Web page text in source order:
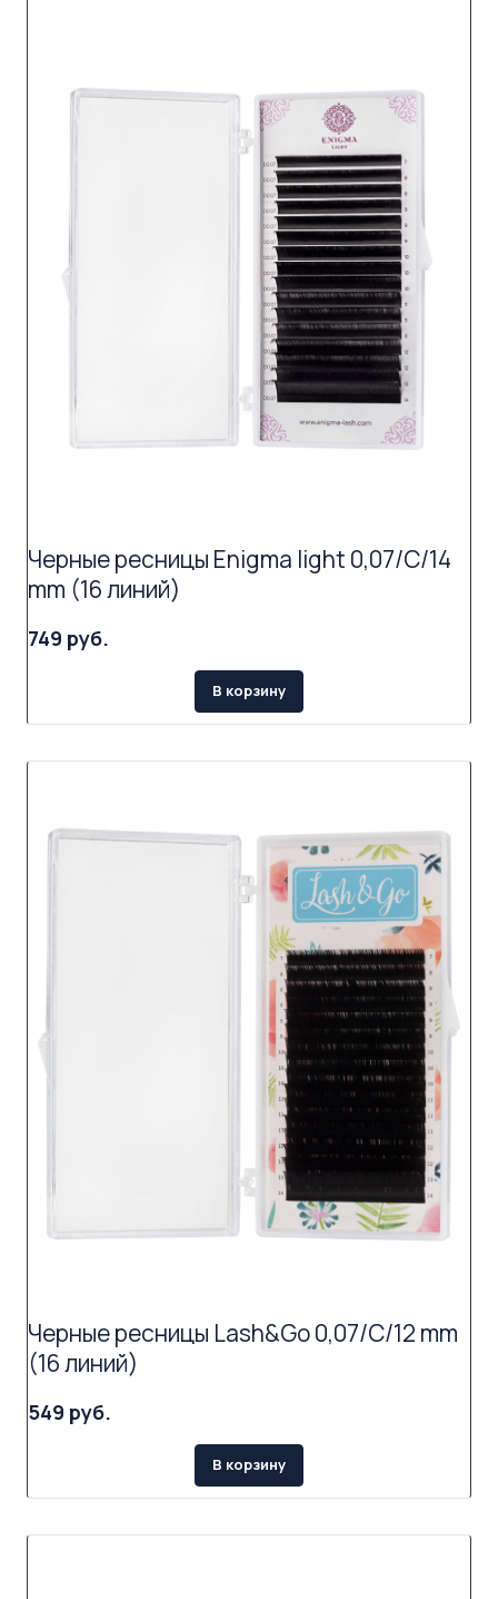
Черные ресницы Enigma light 0,07/C/14
mm (16 линий)
749 руб.
В корзину
Черные ресницы Lash&Go 0,07/C/12 mm
(16 линий)
549 руб.
В корзину